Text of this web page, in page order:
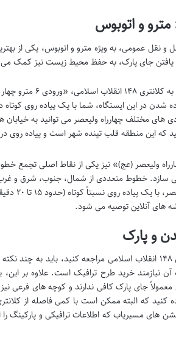
و اتوبوس
و نقل عمومی، به ویژه مترو و اتوبوس، یکی از
جای پارک، به حفظ محیط زیست نیز کمک
نزدیکترین ایستگاه
های مختلف چهارراه ولیعصر می توانید به
که این منطقه قلب تپنده شهر است و پیاده روی در
ولیعصر (عج)» نیز یکی از نقاط اصلی تجمع
سازد. خطوط متعددی از شمال، جنوب، شرق و غرب
شوند. پس از
های آنلاین توصیه می شود.
و پارک
اگر ترجیح می دهید با وسیله نقلیه شخصی به کلانتری ۱۴۸ انقلاب اسلامی
خرید طرح ترافیک است. علاوه بر این،
جای پارک کافی ندارند و کوچه های فرعی
که البته ممکن است با کمی فاصله از کلانتری
های مسیریاب که اطلاعات ترافیکی و پارکینگ